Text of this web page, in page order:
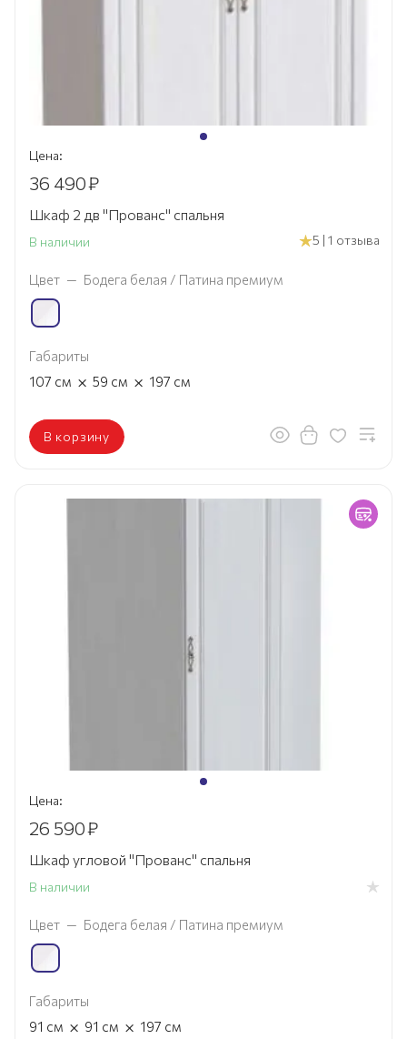
Цена:
36 490₽
Шкаф 2 дв "Прованс" спальня
В наличии 5 | 1 отзыва
Цвет — Бодега белая / Патина премиум
Габариты
107 см × 59 см × 197 см
В корзину
Цена:
26 590₽
Шкаф угловой "Прованс" спальня
В наличии
Цвет — Бодега белая / Патина премиум
Габариты
91 см × 91 см × 197 см